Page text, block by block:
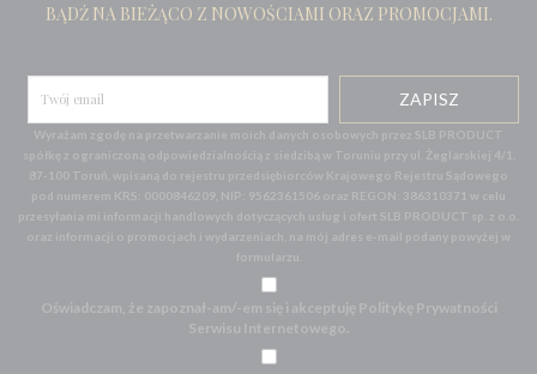
BĄDŹ NA BIEŻĄCO Z NOWOŚCIAMI ORAZ PROMOCJAMI.
Wyrażam zgodę na przetwarzanie moich danych osobowych przez SLB PRODUCT
spółkę z ograniczoną odpowiedzialnością z siedzibą w Toruniu przy ul. Żeglarskiej 4/1,
87-100 Toruń, wpisaną do rejestru przedsiębiorców Krajowego Rejestru Sądowego
pod numerem KRS: 0000846209, NIP: 9562361506 oraz REGON: 386310371 w celu
przesyłania mi informacji handlowych dotyczących usług i ofert SLB PRODUCT sp. z o.o.
oraz informacji o promocjach i wydarzeniach, na mój adres e-mail podany powyżej w
formularzu.
Oświadczam, że zapoznał-am/-em się i akceptuję Politykę Prywatności
Serwisu Internetowego.